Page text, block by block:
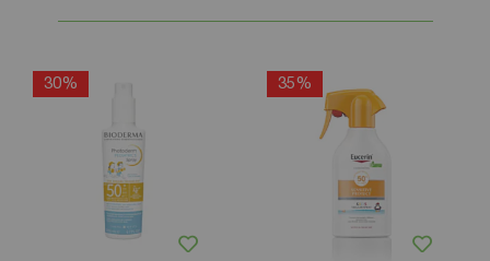
30% 35%